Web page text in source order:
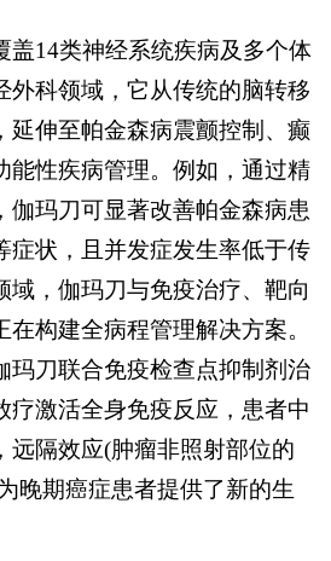
盖14类神经系统疾病及多个体
外科领域，它从传统的脑转移
延伸至帕金森病震颤控制、癫
能性疾病管理。例如，通过精
伽玛刀可显著改善帕金森病患
症状，且并发症发生率低于传
域，伽玛刀与免疫治疗、靶向
构建全病程管理解决方案。
玛刀联合免疫检查点抑制剂治
疗激活全身免疫反应，患者中
远隔效应(肿瘤非照射部位的
晚期癌症患者提供了新的生